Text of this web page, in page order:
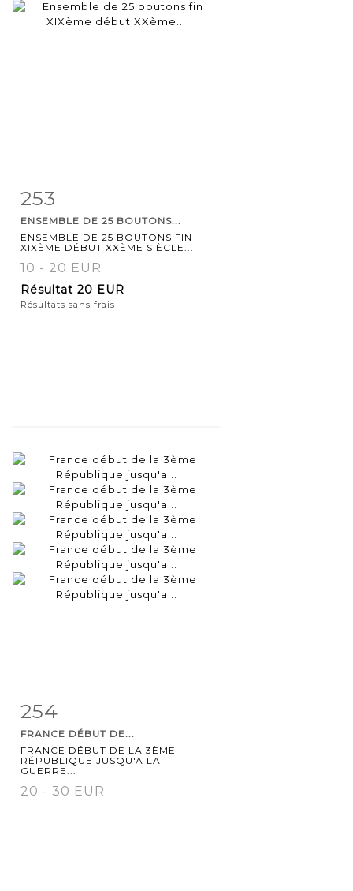
Fiche
253
ENSEMBLE DE 25 BOUTONS...
ENSEMBLE DE 25 BOUTONS FIN
XIXÈME DÉBUT XXÈME SIÈCLE...
10 - 20 EUR
Résultat 20 EUR
Résultats sans frais
Fiche
254
FRANCE DÉBUT DE...
FRANCE DÉBUT DE LA 3ÈME
RÉPUBLIQUE JUSQU'A LA
GUERRE...
20 - 30 EUR